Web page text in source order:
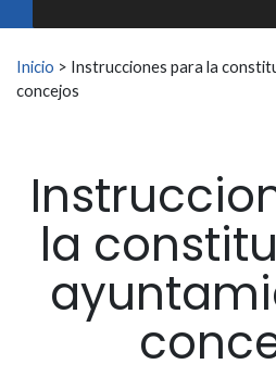
Buscar:
Inicio > Instrucciones para la
concejos
la